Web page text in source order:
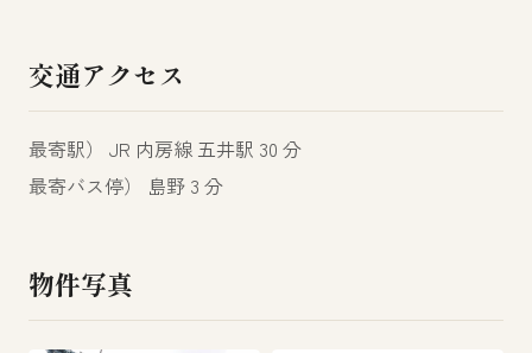
交通アクセス
最寄駅） JR 内房線 五井駅 30 分
最寄バス停） 島野 3 分
物件写真